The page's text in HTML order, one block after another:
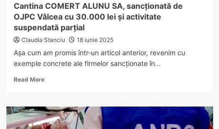
spune
directorul
CAS
Cantina COMERT ALUNU SA, sancționată de
OJPC Vâlcea cu 30.000 lei și activitate
suspendată parțial
Claudia Stanciu 18 iunie 2025
Așa cum am promis într-un articol anterior, revenim cu
exemple concrete ale firmelor sancționate în...
Read MoreRead
Cantina
COMERT
ALUNU